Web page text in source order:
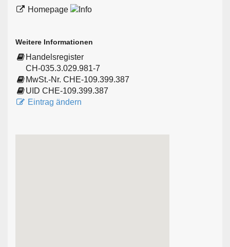
Homepage
Weitere Informationen
Handelsregister
CH-035.3.029.981-7
MwSt.-Nr. CHE-109.399.387
UID CHE-109.399.387
Eintrag ändern